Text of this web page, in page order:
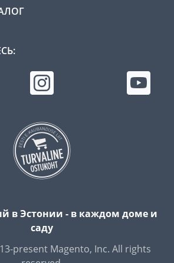
в Эстонии - в каждом доме и
саду
present Magento, Inc. All rights